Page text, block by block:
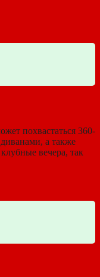
похвастаться 360-
а также
вечера, так